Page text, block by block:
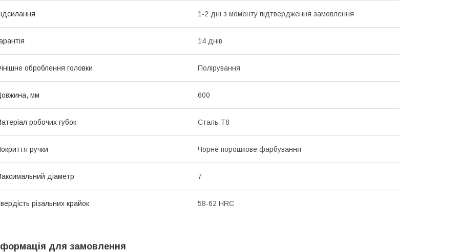
1-2 дні з моменту підтвердження замовлення
14 днів
оброблення головки Полірування
мм 600
робочих губок Сталь T8
ручки Чорне порошкове фарбування
діаметр 7
різальних крайок 58-62 HRC
для замовлення